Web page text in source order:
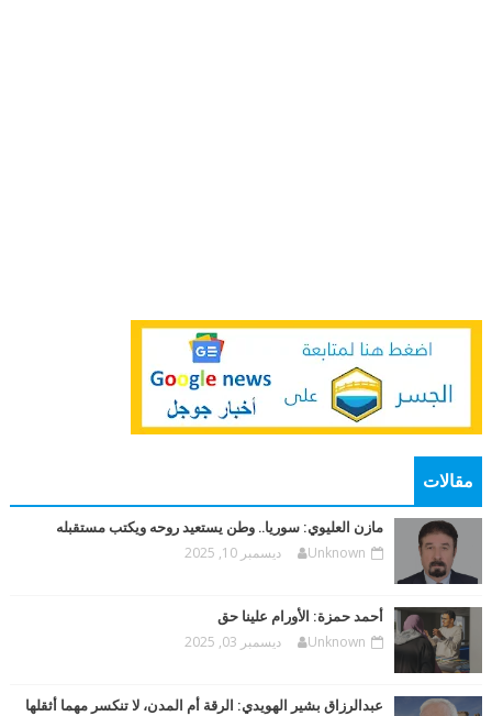
مقالات
مازن العليوي: سوريا.. وطن يستعيد روحه ويكتب مستقبله
Unknown ديسمبر 10, 2025
أحمد حمزة: الأورام علينا حق
Unknown ديسمبر 03, 2025
عبدالرزاق بشير الهويدي: الرقة أم المدن، لا تنكسر مهما أثقلها